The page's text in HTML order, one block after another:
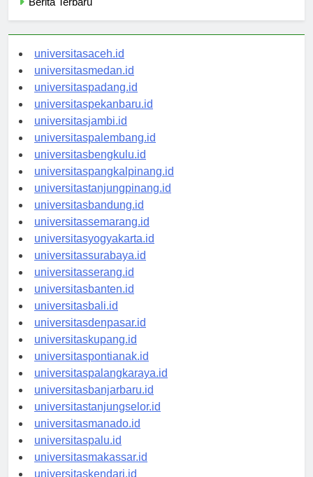
universitasaceh.id
universitasmedan.id
universitaspadang.id
universitaspekanbaru.id
universitasjambi.id
universitaspalembang.id
universitasbengkulu.id
universitaspangkalpinang.id
universitastanjungpinang.id
universitasbandung.id
universitassemarang.id
universitasyogyakarta.id
universitassurabaya.id
universitasserang.id
universitasbanten.id
universitasbali.id
universitasdenpasar.id
universitaskupang.id
universitaspontianak.id
universitaspalangkaraya.id
universitasbanjarbaru.id
universitastanjungselor.id
universitasmanado.id
universitaspalu.id
universitasmakassar.id